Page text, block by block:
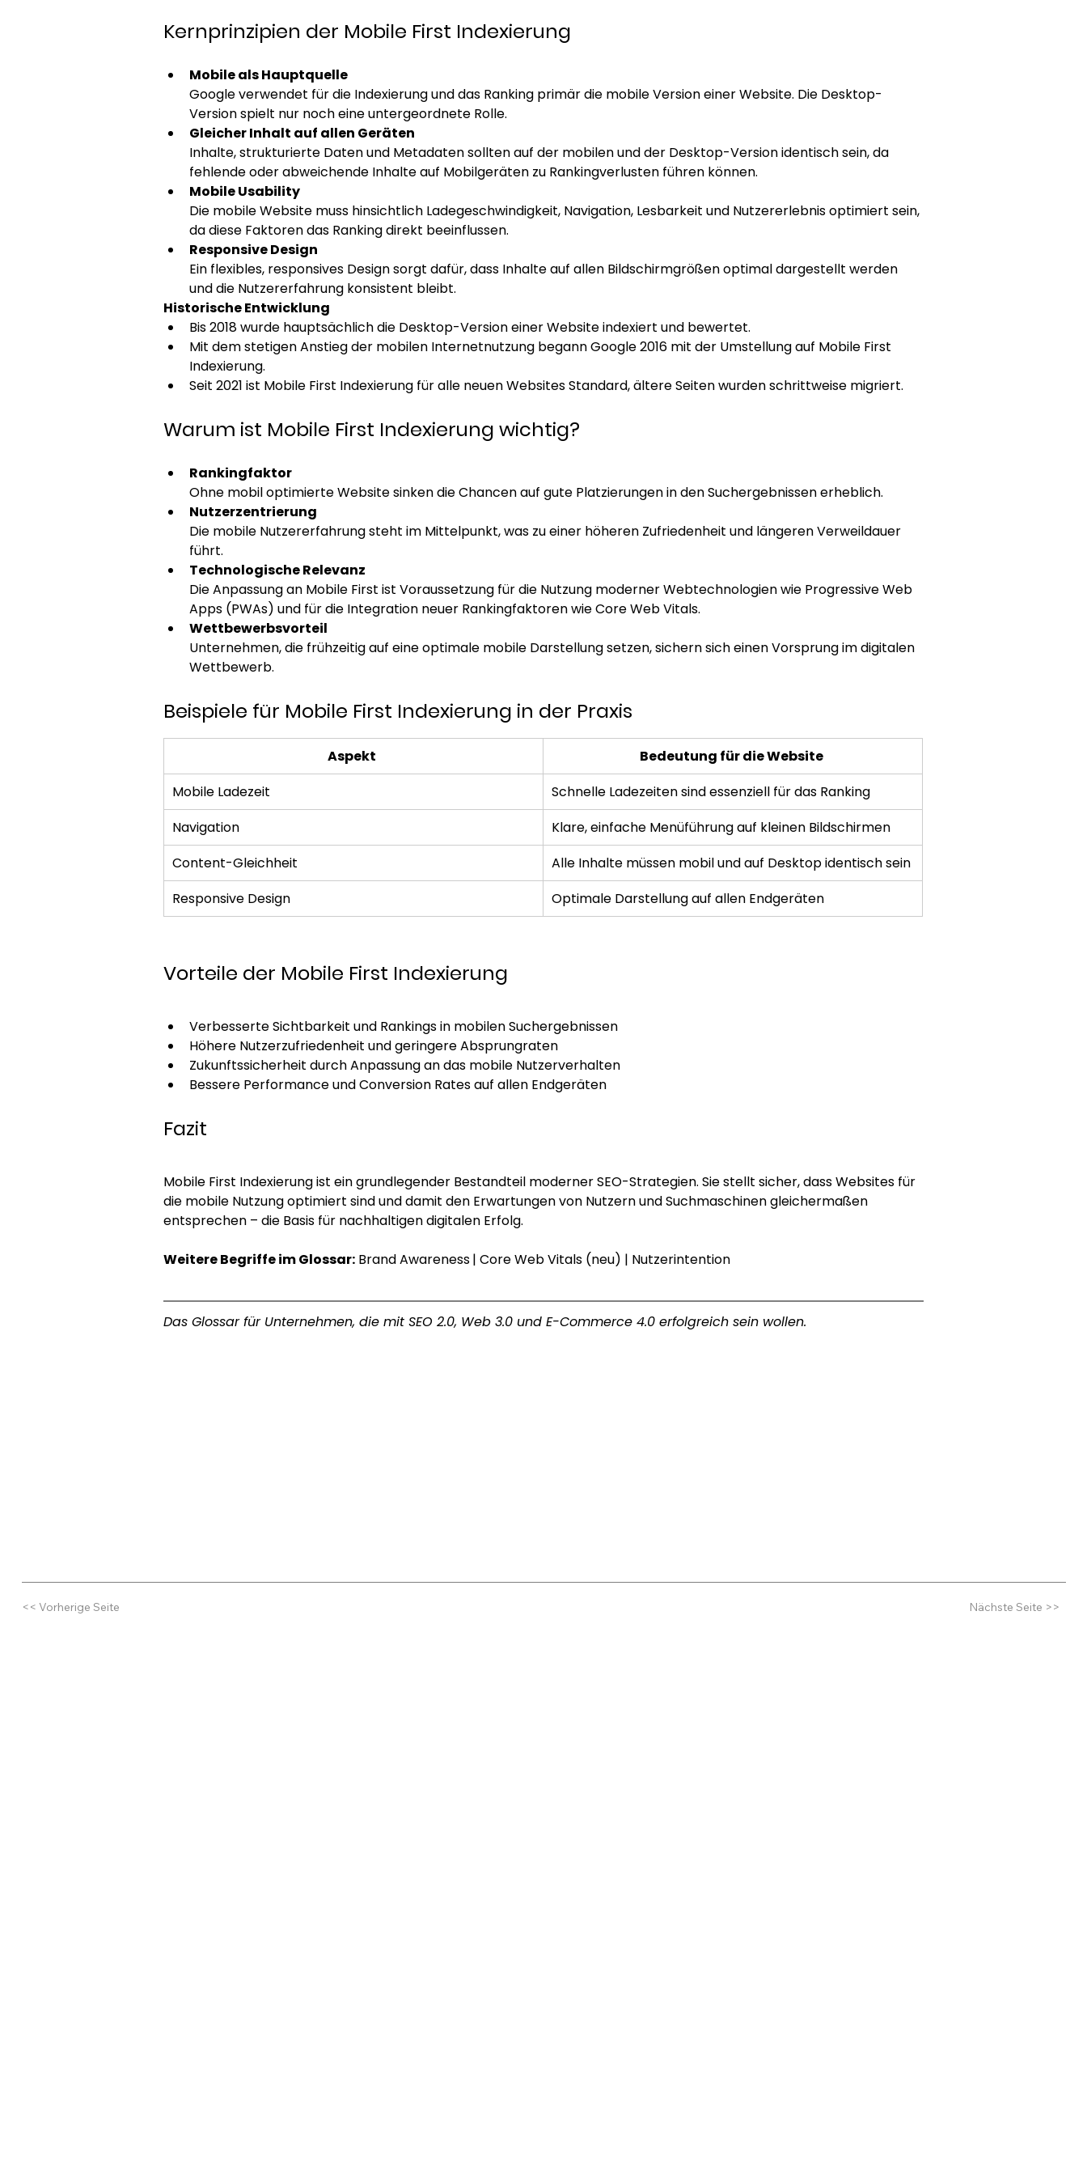
Nächste Seite >>
<< Vorherige Seite
Kernprinzipien der Mobile First Indexierung
Mobile als Hauptquelle
Google verwendet für die Indexierung und das Ranking primär die mobile Version einer Website. Die Desktop-
Version spielt nur noch eine untergeordnete Rolle.
Gleicher Inhalt auf allen Geräten
Inhalte, strukturierte Daten und Metadaten sollten auf der mobilen und der Desktop-Version identisch sein, da
fehlende oder abweichende Inhalte auf Mobilgeräten zu Rankingverlusten führen können.
Mobile Usability
Die mobile Website muss hinsichtlich Ladegeschwindigkeit, Navigation, Lesbarkeit und Nutzererlebnis optimiert sein,
da diese Faktoren das Ranking direkt beeinflussen.
Responsive Design
Ein flexibles, responsives Design sorgt dafür, dass Inhalte auf allen Bildschirmgrößen optimal dargestellt werden
und die Nutzererfahrung konsistent bleibt.
Historische Entwicklung
Bis 2018 wurde hauptsächlich die Desktop-Version einer Website indexiert und bewertet.
Mit dem stetigen Anstieg der mobilen Internetnutzung begann Google 2016 mit der Umstellung auf Mobile First
Indexierung.
Seit 2021 ist Mobile First Indexierung für alle neuen Websites Standard, ältere Seiten wurden schrittweise migriert.
Warum ist Mobile First Indexierung wichtig?
Rankingfaktor
Ohne mobil optimierte Website sinken die Chancen auf gute Platzierungen in den Suchergebnissen erheblich.
Nutzerzentrierung
Die mobile Nutzererfahrung steht im Mittelpunkt, was zu einer höheren Zufriedenheit und längeren Verweildauer
führt.
Technologische Relevanz
Die Anpassung an Mobile First ist Voraussetzung für die Nutzung moderner Webtechnologien wie Progressive Web
Apps (PWAs) und für die Integration neuer Rankingfaktoren wie Core Web Vitals.
Wettbewerbsvorteil
Unternehmen, die frühzeitig auf eine optimale mobile Darstellung setzen, sichern sich einen Vorsprung im digitalen
Wettbewerb.
Beispiele für Mobile First Indexierung in der Praxis
Aspekt
Bedeutung für die Website
Mobile Ladezeit
Schnelle Ladezeiten sind essenziell für das Ranking
Navigation
Klare, einfache Menüführung auf kleinen Bildschirmen
Content-Gleichheit
Alle Inhalte müssen mobil und auf Desktop identisch sein
Responsive Design
Optimale Darstellung auf allen Endgeräten
Vorteile der Mobile First Indexierung
Verbesserte Sichtbarkeit und Rankings in mobilen Suchergebnissen
Höhere Nutzerzufriedenheit und geringere Absprungraten
Zukunftssicherheit durch Anpassung an das mobile Nutzerverhalten
Bessere Performance und Conversion Rates auf allen Endgeräten
Fazit
Mobile First Indexierung ist ein grundlegender Bestandteil moderner SEO-Strategien. Sie stellt sicher, dass Websites für
die mobile Nutzung optimiert sind und damit den Erwartungen von Nutzern und Suchmaschinen gleichermaßen
entsprechen – die Basis für nachhaltigen digitalen Erfolg.
Weitere Begriffe im Glossar: Brand Awareness| Core Web Vitals (neu) | Nutzerintention
Das Glossar für Unternehmen, die mit SEO 2.0, Web 3.0 und E-Commerce 4.0 erfolgreich sein wollen.